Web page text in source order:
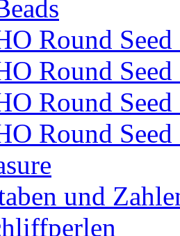
Round Seed
Round Seed
Round Seed
Round Seed
und